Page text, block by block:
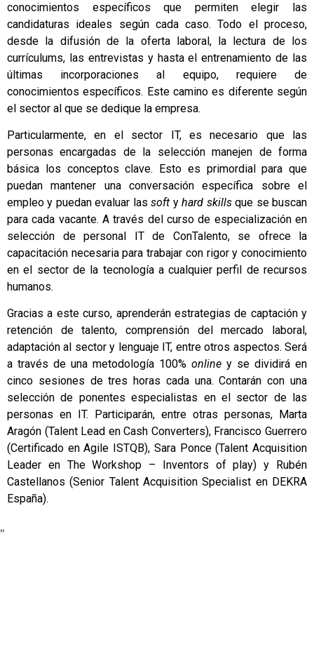
conocimientos específicos que permiten elegir las
candidaturas ideales según cada caso. Todo el proceso,
desde la difusión de la oferta laboral, la lectura de los
currículums, las entrevistas y hasta el entrenamiento de las
últimas incorporaciones al equipo, requiere de
conocimientos específicos. Este camino es diferente según
el sector al que se dedique la empresa.
Particularmente, en el sector IT, es necesario que las
personas encargadas de la selección manejen de forma
básica los conceptos clave. Esto es primordial para que
puedan mantener una conversación específica sobre el
empleo y puedan evaluar lassoft yhard skillsque se buscan
para cada vacante. A través del curso de especialización en
selección de personal IT de ConTalento, se ofrece la
capacitación necesaria para trabajar con rigor y conocimiento
en el sector de la tecnología a cualquier perfil de recursos
humanos.
Gracias a este curso, aprenderán estrategias de captación y
retención de talento, comprensión del mercado laboral,
adaptación al sector y lenguaje IT, entre otros aspectos. Será
a través de una metodología 100% online y se dividirá en
cinco sesiones de tres horas cada una. Contarán con una
selección de ponentes especialistas en el sector de las
personas en IT. Participarán, entre otras personas, Marta
Aragón (Talent Lead en Cash Converters), Francisco Guerrero
(Certificado en Agile ISTQB), Sara Ponce (Talent Acquisition
Leader en The Workshop – Inventors of play) y Rubén
Castellanos (Senior Talent Acquisition Specialist en DEKRA
España).
"